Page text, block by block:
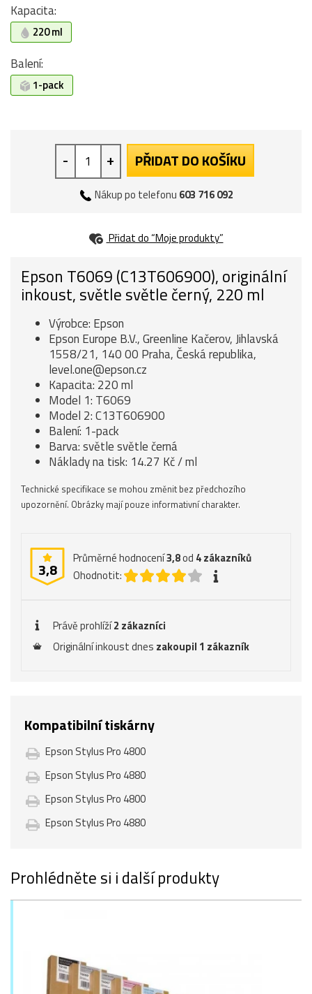
Kapacita:
220 ml
Balení:
1-pack
- + PŘIDAT DO KOŠÍKU
Nákup po telefonu 603 716 092
Přidat do “Moje produkty”
Epson T6069 (C13T606900), originální
inkoust, světle světle černý, 220 ml
Výrobce: Epson
Epson Europe B.V., Greenline Kačerov, Jihlavská
1558/21, 140 00 Praha, Česká republika,
level.one@epson.cz
Kapacita: 220 ml
Model 1: T6069
Model 2: C13T606900
Balení: 1-pack
Barva: světle světle černá
Náklady na tisk: 14.27 Kč / ml
Technické specifikace se mohou změnit bez předchozího
upozornění. Obrázky mají pouze informativní charakter.
3,8
Průměrné hodnocení3,8od 4zákazníků
Ohodnotit:
Právě prohlíží2 zákazníci
Originální inkoust dnes zakoupil 1 zákazník
Kompatibilní tiskárny
Epson Stylus Pro 4800
Epson Stylus Pro 4880
Epson Stylus Pro 4800
Epson Stylus Pro 4880
Prohlédněte si i další produkty